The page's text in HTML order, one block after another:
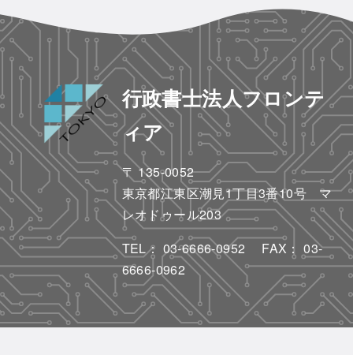
行政書士法人フロンテ
ィア
〒 135-0052
東京都江東区潮見1丁目3番10号 マ
レオドゥール203
TEL： 03-6666-0952 FAX： 03-
6666-0962